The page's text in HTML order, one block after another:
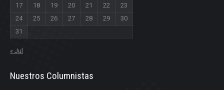
17
18 19 20 21 22
23
24
25 26 27 28 29
30
31
« Jul
Nuestros Columnistas